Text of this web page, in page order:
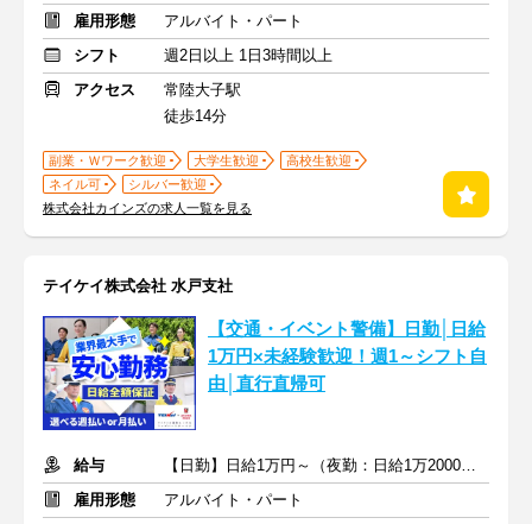
雇用形態
アルバイト・パート
シフト
週2日以上 1日3時間以上
アクセス
常陸大子駅
徒歩14分
副業・Ｗワーク歓迎 大学生歓迎
高校生歓迎
ネイル可
シルバー歓迎
株式会社カインズの求人一覧を見る
テイケイ株式会社 水戸支社
【交通・イベント警備】日勤│日給
1万円×未経験歓迎！週1～シフト自
由│直行直帰可
給与
【日勤】日給1万円～（夜勤：日給1万2000円～）
雇用形態
アルバイト・パート